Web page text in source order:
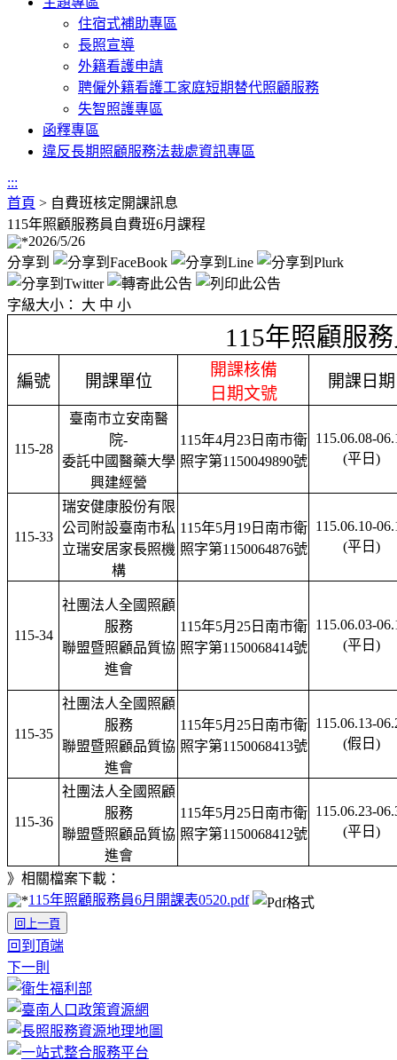
住宿式補助專區
長照宣導
外籍看護申請
聘僱外籍看護工家庭短期替代照顧服務
失智照護專區
函釋專區
違反長期照顧服務法裁處資訊專區
:::
首頁 > 自費班核定開課訊息
115年照顧服務員自費班6月課程
2026/5/26
分享到
字級大小： 大 中 小
115年照顧服
編號 開課單位
開課核備
日期文號
開課日期
115-28
臺南市立安南醫
院-
委託中國醫藥大學
興建經營
115年4月23日南市衛
照字第1150049890號
115.06.08-
(平日)
115-33
瑞安健康股份有限
公司附設臺南市私
立瑞安居家長照機
構
115年5月19日南市衛
照字第1150064876號
115.06.10-
(平日)
115-34
社團法人全國照顧
服務
聯盟暨照顧品質協
進會
115年5月25日南市衛
照字第1150068414號
115.06.03-
(平日)
115-35
社團法人全國照顧
服務
聯盟暨照顧品質協
進會
115年5月25日南市衛
照字第1150068413號
115.06.13-
(假日)
115-36
社團法人全國照顧
服務
聯盟暨照顧品質協
進會
115年5月25日南市衛
照字第1150068412號
115.06.23-
(平日)
》相關檔案下載：
115年照顧服務員6月開課表0520.pdf
回上一頁
回到頂端
下一則